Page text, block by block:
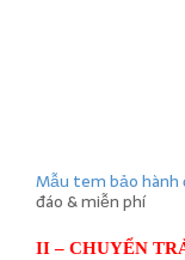
Mẫu tem bảo hành
đáo & miễn phí
II – CHUYỂN